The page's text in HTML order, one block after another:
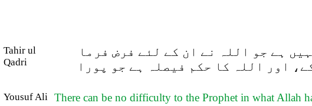
Tahir ul
Qadri
ہے جو اللہ نے ان کے لئے فرض فرما
اور اللہ کا حکم فیصلہ ہے جو پورا
Yousuf Ali There can be no difficulty to the Prophet in what Allah